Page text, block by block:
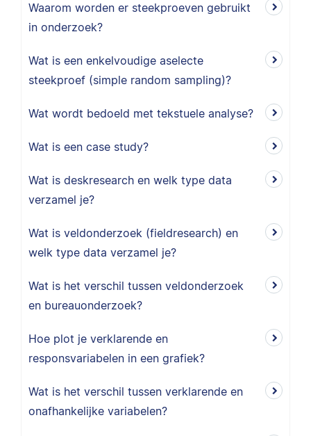
Waarom worden er steekproeven gebruikt
in onderzoek?
Wat is een enkelvoudige aselecte
steekproef (simple random sampling)?
Wat wordt bedoeld met tekstuele analyse?
Wat is een case study?
Wat is deskresearch en welk type data
verzamel je?
Wat is veldonderzoek (fieldresearch) en
welk type data verzamel je?
Wat is het verschil tussen veldonderzoek
en bureauonderzoek?
Hoe plot je verklarende en
responsvariabelen in een grafiek?
Wat is het verschil tussen verklarende en
onafhankelijke variabelen?